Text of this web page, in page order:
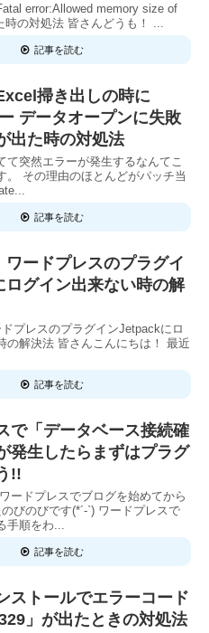
error:Allowed memory size of
時の対処法 皆さんどうも！ ...
記事を読む
掃き出しの時に
データオープンに失敗
出た時の対処法
て突然エラーが発生するなんてこ
。 その理由のほとんどがパッチ当
記事を読む
ワードプレスのプラグイ
グイン出来ない時の解
ドプレスのプラグインJetpackにロ
の解決法 皆さんこんにちは！ 最近
記事を読む
で「データベース接続確
発生したらまずはプラグ
!!
ードプレスでブログを始めてから
びのびです(*´-`) ワードプレスで
手順をわ...
記事を読む
ストールでエラーコード
」が出たときの対処法